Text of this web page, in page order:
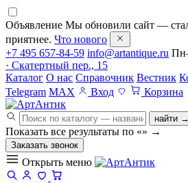
Объявление Мы обновили сайт —
приятнее. Что нового
+7 495 657-84-59 info@artantique.ru
· Скатертный пер., 15
Каталог О нас Справочник Вестник
Telegram MAX Вход Корзина
найти →
Показать все результаты по «» →
Заказать звонок
Открыть меню